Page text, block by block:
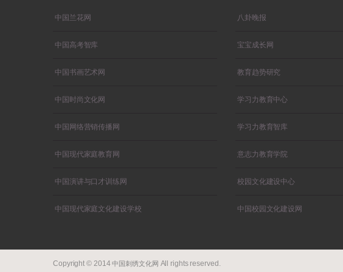
中国兰花网
中国高考智库
中国书画艺术网
中国时尚文化网
中国网络营销传播网
中国现代家庭教育网
中国演讲与口才训练网
中国现代家庭文化建设学校
八卦晚报
宝宝成长网
教育趋势研究
学习力教育中心
学习力教育智库
意志力教育学院
校园文化建设中心
中国校园文化建设网
Copyright © 2014中国刺绣文化网 All rights reserved.